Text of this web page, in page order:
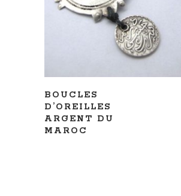
BOUCLES
D’OREILLES
ARGENT DU
MAROC